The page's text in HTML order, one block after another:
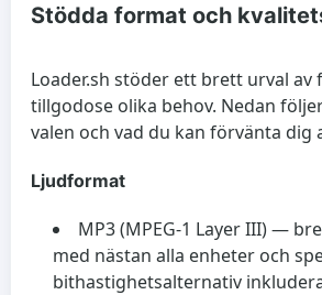
Stödda format och
Loader.sh stöder ett brett urval
tillgodose olika behov. Nedan
valen och vad du kan förvänta dig
Ljudformat
MP3 (MPEG-1 Layer III) —
med nästan alla enheter och
bithastighetsalternativ